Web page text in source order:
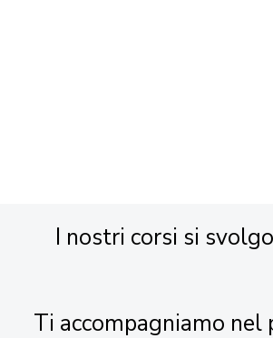
I nostri corsi si
Ti accompagniamo nel